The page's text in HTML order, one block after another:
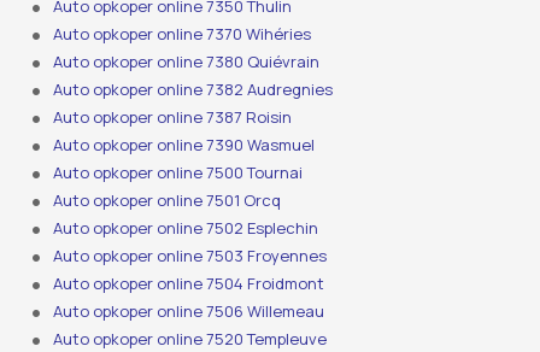
Auto opkoper online 7350 Thulin
Auto opkoper online 7370 Wihéries
Auto opkoper online 7380 Quiévrain
Auto opkoper online 7382 Audregnies
Auto opkoper online 7387 Roisin
Auto opkoper online 7390 Wasmuel
Auto opkoper online 7500 Tournai
Auto opkoper online 7501 Orcq
Auto opkoper online 7502 Esplechin
Auto opkoper online 7503 Froyennes
Auto opkoper online 7504 Froidmont
Auto opkoper online 7506 Willemeau
Auto opkoper online 7520 Templeuve